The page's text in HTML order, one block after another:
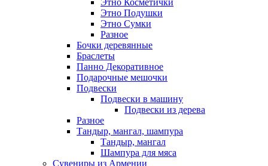
Этно Косметички
Этно Подушки
Этно Сумки
Разное
Бочки деревянные
Браслеты
Панно Декоративное
Подарочные мешочки
Подвески
Подвески в машину
Подвески из дерева
Разное
Тандыр, мангал, шампура
Тандыр, мангал
Шампура для мяса
Сувениры из Армении